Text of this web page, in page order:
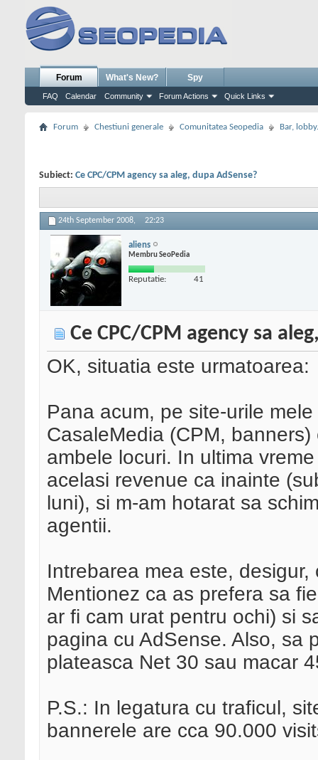
Forum
FAQ Calendar Community Forum Actions Quick Links
What's New? Spy
Forum Chestiuni generale Comunitatea Seopedia Bar,
Subiect: Ce CPC/CPM agency sa aleg, dupa AdSense?
24th September 2008, 22:23
aliens
Membru SeoPedia
Reputatie: 41
Ce CPC/CPM agency sa
OK, situatia este urmatoarea:
Pana acum, pe site-urile
CasaleMedia (CPM,
ambele locuri. In ultima
acelasi revenue ca inainte
luni), si m-am hotarat sa
agentii.
Intrebarea mea este,
Mentionez ca as prefera sa
ar fi cam urat pentru ochi) si
pagina cu AdSense. Also, sa
plateasca Net 30 sau macar
P.S.: In legatura cu traficul,
bannerele are cca 90.000